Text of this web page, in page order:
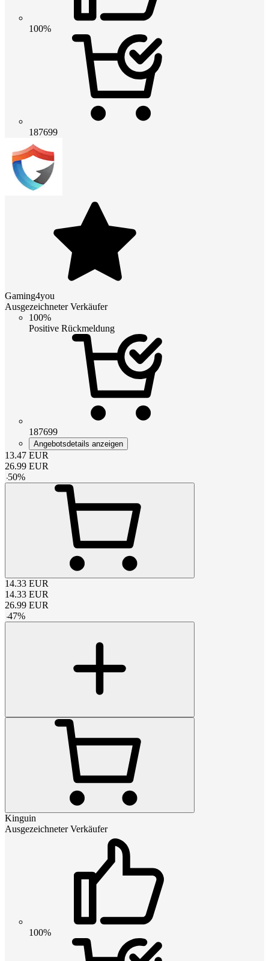
100%
187699
Gaming4you
Ausgezeichneter Verkäufer
100%
Positive Rückmeldung
187699
Angebotsdetails anzeigen
13.47 EUR
26.99 EUR
-50%
14.33 EUR
14.33 EUR
26.99 EUR
-47%
Kinguin
Ausgezeichneter Verkäufer
100%